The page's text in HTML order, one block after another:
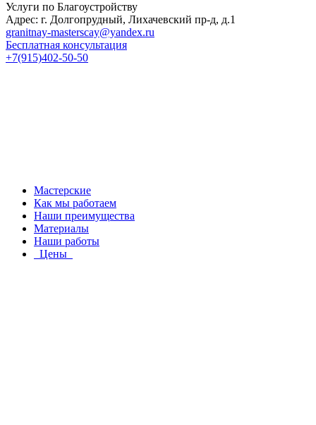
Услуги по Благоустройству
Адрес: г. Долгопрудный, Лихачевский пр-д, д.1
granitnay-masterscay@yandex.ru
Бесплатная консультация
+7(915)402-50-50
Мастерские
Как мы работаем
Наши преимущества
Материалы
Наши работы
Цены